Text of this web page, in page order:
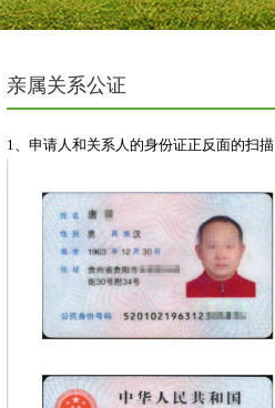
亲属关系公证
1、申请人和关系人的身份证正反面的扫描